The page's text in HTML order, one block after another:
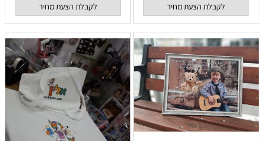
לקבלת הצעת מחיר לקבלת הצעת מחיר